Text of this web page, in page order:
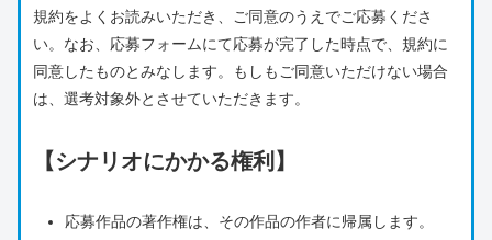
規約をよくお読みいただき、ご同意のうえでご応募くださ
い。なお、応募フォームにて応募が完了した時点で、規約に
同意したものとみなします。もしもご同意いただけない場合
は、選考対象外とさせていただきます。
【シナリオにかかる権利】
応募作品の著作権は、その作品の作者に帰属します。